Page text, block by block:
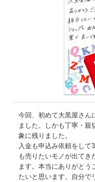
今回、初めて大黒屋さん
ました。しかも丁寧・親
象に残りました。
入金も申込み依頼をして
も売りたいモノが出てき
ます。本当にありがとう
たいと思います。自分で